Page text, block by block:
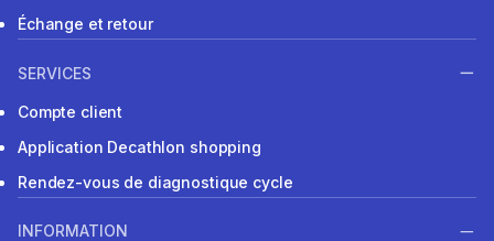
Échange et retour
SERVICES
Compte client
Application Decathlon shopping
Rendez-vous de diagnostique cycle
INFORMATION